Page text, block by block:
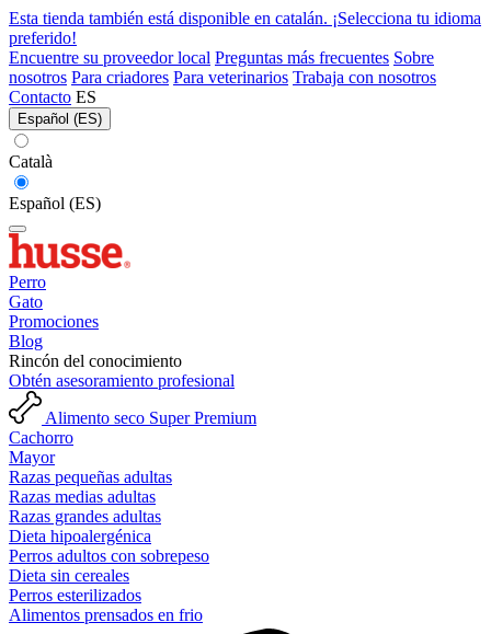
Esta tienda también está disponible en catalán. ¡Selecciona tu idioma
preferido!
Encuentre su proveedor local Preguntas más frecuentes Sobre
nosotros Para criadores Para veterinarios Trabaja con nosotros
Contacto ES
Español (ES)
Català
Español (ES)
Perro
Gato
Promociones
Blog
Rincón del conocimiento
Obtén asesoramiento profesional
Alimento seco Super Premium
Cachorro
Mayor
Razas pequeñas adultas
Razas medias adultas
Razas grandes adultas
Dieta hipoalergénica
Perros adultos con sobrepeso
Dieta sin cereales
Perros esterilizados
Alimentos prensados en frio